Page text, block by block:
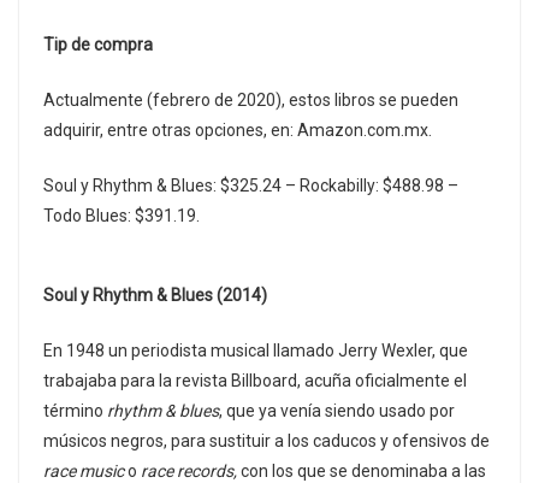
Tip de compra
Actualmente (febrero de 2020), estos libros se pueden
adquirir, entre otras opciones, en: Amazon.com.mx.
Soul y Rhythm & Blues: $325.24 – Rockabilly: $488.98 –
Todo Blues: $391.19.
Soul y Rhythm & Blues (2014)
En 1948 un periodista musical llamado Jerry Wexler, que
trabajaba para la revista Billboard, acuña oficialmente el
término rhythm & blues, que ya venía siendo usado por
músicos negros, para sustituir a los caducos y ofensivos de
race musico race records,con los que se denominaba a las